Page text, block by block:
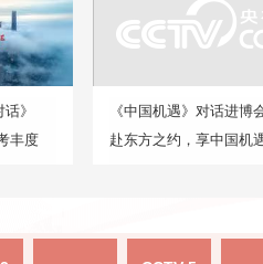
》
丰度
《中国机遇》对话进博
赴东方之约，享中国机